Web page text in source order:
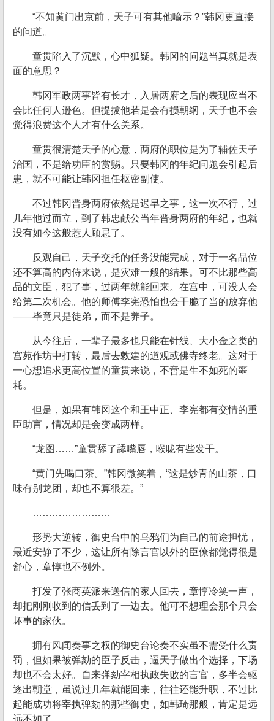
“不知黄门出京前，天子可有其他喻示？”韩冈更直接
的问道。
童贯陷入了沉默，心中狐疑。韩冈的问题当真就是表
面的意思？
韩冈军政两事皆有长才，入居两府之后的表现应当不
会比任何人逊色。但提拔他若是会有损朝纲，天子也不会
觉得浪费这个人才有什么关系。
童贯很清楚天子的心意，两府的职位是为了辅佐天子
治国，不是给功臣的赏赐。只要韩冈的年纪问题会引起后
患，就不可能让韩冈担任枢密副使。
不过韩冈晋身两府依然是迟早之事，这一次不行，过
几年他过而立，到了韩忠献公当年晋身两府的年纪，也就
没有如今这般惹人顾忌了。
反观自己，天子交托的任务没能完成，对于一名品位
还不算高的内侍来说，是灾难一般的结果。可不比那些高
品的文臣，犯了事，过两年就能回来。在宫中，可没人会
给第二次机会。他的师傅李宪恐怕也会干脆了当的放弃他
——毕竟只是徒弟，而不是养子。
从今往后，一辈子最多也只能在针线、大小金之类的
宫苑作坊中打转，最后去敇建的道观或佛寺终老。这对于
一心想追求更高位置的童贯来说，不啻是生不如死的噩
耗。
但是，如果有韩冈这个和王中正、李宪都有交情的重
臣助言，情况却是会变成两样。
“龙图……”童贯舔了舔嘴唇，喉咙有些发干。
“黄门先喝口茶。”韩冈微笑着，“这是炒青的山茶，口
味有别龙团，却也不算很差。”
……………………
形势大逆转，御史台中的乌鸦们为自己的前途担忧，
最近安静了不少，这让所有除言官以外的臣僚都觉得很是
舒心，章惇也不例外。
打发了张商英派来送信的家人回去，章惇冷笑一声，
却把刚刚收到的信丢到了一边去。他可不想理会那个只会
坏事的家伙。
拥有风闻奏事之权的御史台论奏不实虽不需受什么责
罚，但如果被弹劾的臣子反击，逼天子做出个选择，下场
却也不会太好。自来弹劾宰相执政失败的言官，多半会驱
逐出朝堂，虽说过几年就能回来，往往还能升职，不过比
起能成功将宰执弹劾的那些御史，如韩琦那般，肯定是远
远不如了。